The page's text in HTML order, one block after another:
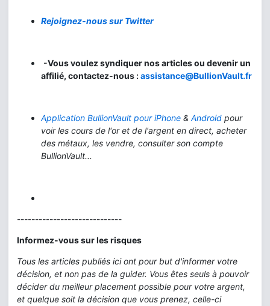
Rejoignez-nous sur Twitter
-Vous voulez syndiquer nos articles ou devenir un
affilié, contactez-nous :assistance@BullionVault.fr
Application BullionVault pour iPhone & Android pour
voir les cours de l'or et de l'argent en direct, acheter
des métaux, les vendre, consulter son compte
BullionVault...
-----------------------------
Informez-vous sur les risques
Tous les articles publiés ici ont pour but d'informer votre
décision, et non pas de la guider. Vous êtes seuls à pouvoir
décider du meilleur placement possible pour votre argent,
et quelque soit la décision que vous prenez, celle-ci